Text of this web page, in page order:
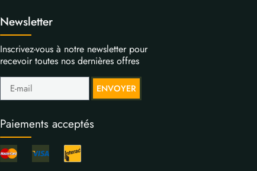
Newsletter
Inscrivez-vous à notre newsletter pour
recevoir toutes nos dernières offres
ENVOYER
Paiements acceptés